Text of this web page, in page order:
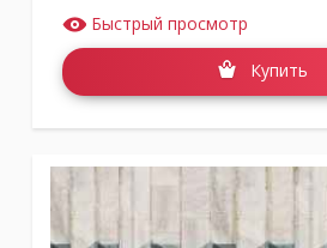
Быстрый просмотр
Купить